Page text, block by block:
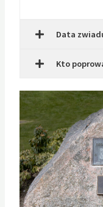
Data
Kto